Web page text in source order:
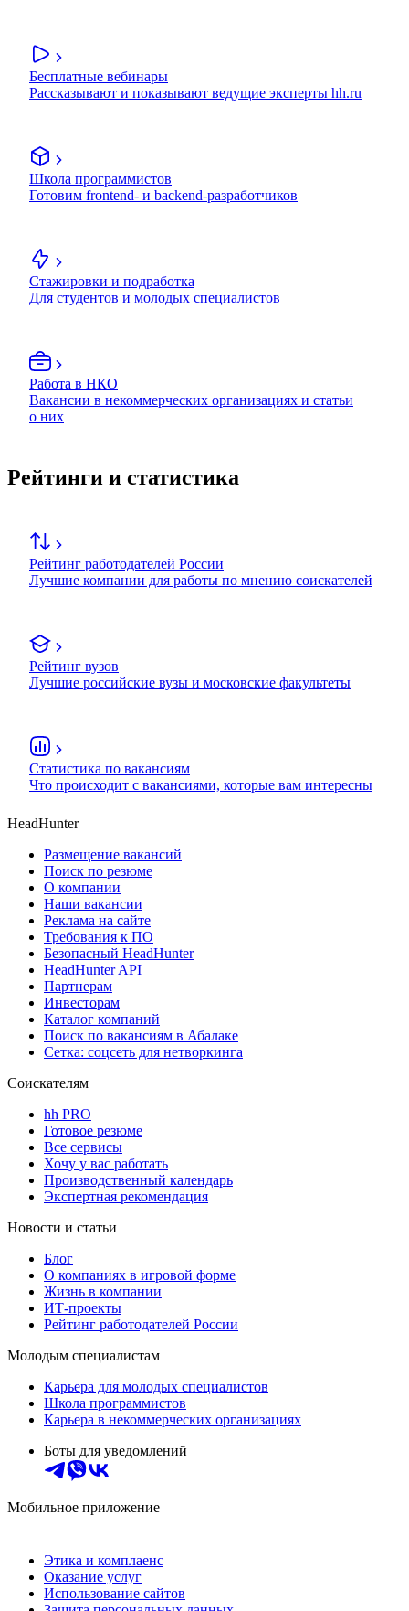
Бесплатные вебинары
Рассказывают и показывают ведущие эксперты hh.ru
Школа программистов
Готовим frontend- и backend-разработчиков
Стажировки и подработка
Для студентов и молодых специалистов
Работа в НКО
Вакансии в некоммерческих организациях и статьи
о них
Рейтинги и статистика
Рейтинг работодателей России
Лучшие компании для работы по мнению соискателей
Рейтинг вузов
Лучшие российские вузы и московские факультеты
Статистика по вакансиям
Что происходит с вакансиями, которые вам интересны
HeadHunter
Размещение вакансий
Поиск по резюме
О компании
Наши вакансии
Реклама на сайте
Требования к ПО
Безопасный HeadHunter
HeadHunter API
Партнерам
Инвесторам
Каталог компаний
Поиск по вакансиям в Абалаке
Сетка: соцсеть для нетворкинга
Соискателям
hh PRO
Готовое резюме
Все сервисы
Хочу у вас работать
Производственный календарь
Экспертная рекомендация
Новости и статьи
Блог
О компаниях в игровой форме
Жизнь в компании
ИТ-проекты
Рейтинг работодателей России
Молодым специалистам
Карьера для молодых специалистов
Школа программистов
Карьера в некоммерческих организациях
Боты для уведомлений
Мобильное приложение
Этика и комплаенс
Оказание услуг
Использование сайтов